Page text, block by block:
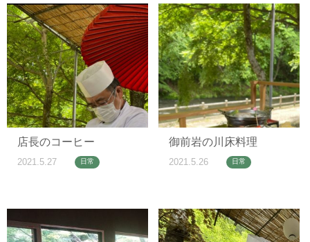
店長のコーヒー
2021.5.27 日常
御前岩の川床料理
2021.5.26 日常